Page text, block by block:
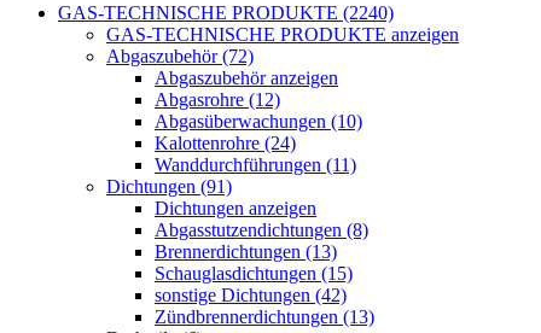
GAS-TECHNISCHE PRODUKTE (2240)
GAS-TECHNISCHE PRODUKTE anzeigen
Abgaszubehör (72)
Abgaszubehör anzeigen
Abgasrohre (12)
Abgasüberwachungen (10)
Kalottenrohre (24)
Wanddurchführungen (11)
Dichtungen (91)
Dichtungen anzeigen
Abgasstutzendichtungen (8)
Brennerdichtungen (13)
Schauglasdichtungen (15)
sonstige Dichtungen (42)
Zündbrennerdichtungen (13)